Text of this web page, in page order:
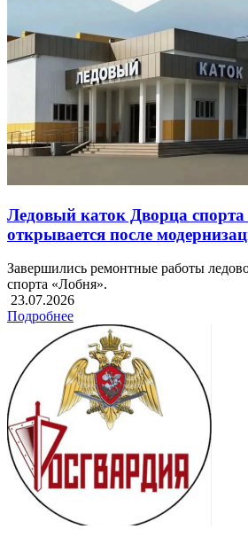
Ледовый каток Дворца
открывается после
Завершились ремонтные работы
спорта «Лобня».
23.07.2026
Подробнее